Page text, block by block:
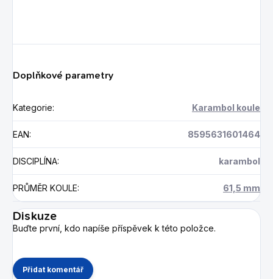
Doplňkové parametry
Kategorie: Karambol koule
EAN: 8595631601464
DISCIPLÍNA: karambol
PRŮMĚR KOULE: 61,5 mm
Diskuze
Buďte první, kdo napíše příspěvek k této položce.
Přidat komentář